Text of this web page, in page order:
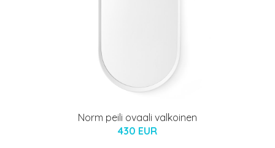
Norm peili ovaali valkoinen
430 EUR